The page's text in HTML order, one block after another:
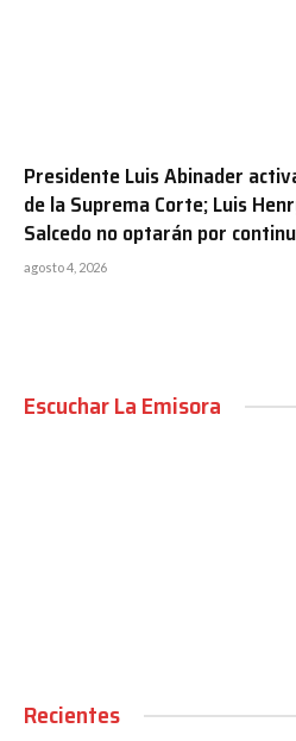
Presidente Luis Abinader
de la Suprema Corte; Luis
Salcedo no optarán por
agosto 4, 2026
Escuchar La Emisora
Recientes